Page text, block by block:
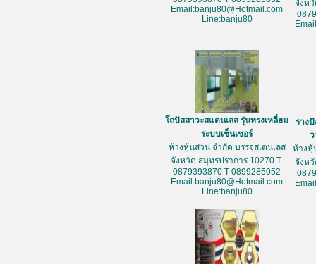
Email:banju80@Hotmail.com
Line:banju80
จังห
โถปัสสาวะสแตนเลส รุ่นทรงเหลี่ยม
ระบบเซ็นเซอร์
ห้างหุ้นส่วน จำกัด บรรจุสเตนเลส
จังหวัด สมุทรปราการ 10270 T-
0879393870 T-0899285052
Email:banju80@Hotmail.com
Line:banju80
ราง
ห้างหุ้
จังห